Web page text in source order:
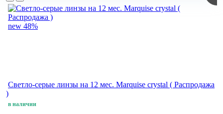
new 48%
Светло-серые линзы на 12 мес. Marquise crystal ( Распродажа
)
в наличии